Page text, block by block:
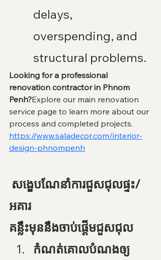
delays,
overspending, and
structural problems.
Looking for a professional
renovation contractor in Phnom
Penh?Explore our main renovation
service page to learn more about our
process and completed projects.
https://www.saladecor.com/interior-
design-phnompenh
អគារ
គន្លឹះមុននឹងចាប់ផ្តើមជួសជុល
កំណត់គោលបំណងឲ្យ